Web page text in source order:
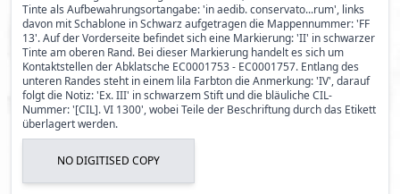
Tinte als Aufbewahrungsortangabe: 'in aedib. conservato...rum', links
davon mit Schablone in Schwarz aufgetragen die Mappennummer: 'FF
13'. Auf der Vorderseite befindet sich eine Markierung: 'II' in schwarzer
Tinte am oberen Rand. Bei dieser Markierung handelt es sich um
Kontaktstellen der Abklatsche EC0001753 - EC0001757. Entlang des
unteren Randes steht in einem lila Farbton die Anmerkung: 'IV', darauf
folgt die Notiz: 'Ex. III' in schwarzem Stift und die bläuliche CIL-
Nummer: '[CIL]. VI 1300', wobei Teile der Beschriftung durch das Etikett
überlagert werden.
NO DIGITISED COPY